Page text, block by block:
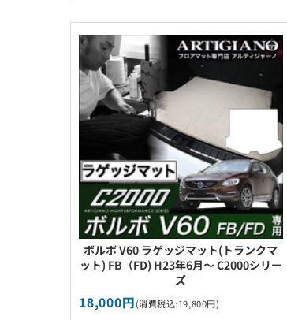
ボルボ V60 ラゲッジマット(トランクマ
ット) FB（FD) H23年6月～ C2000シリー
ズ
18,000円(消費税込:19,800円)